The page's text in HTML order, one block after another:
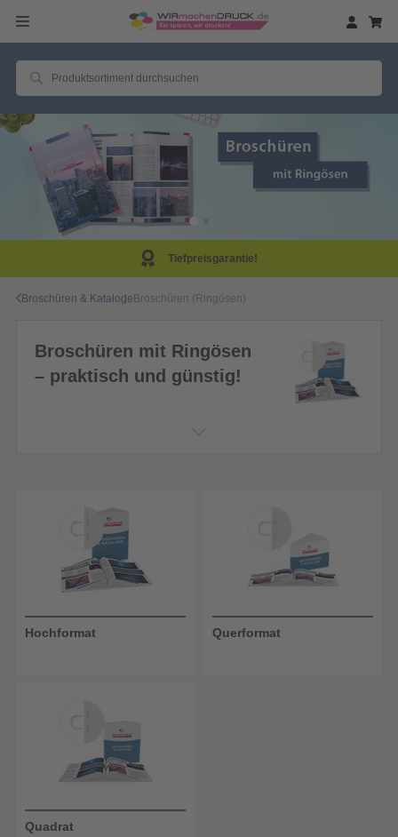
Tiefpreisgarantie!
Broschüren & KatalogeBroschüren (Ringösen)
Broschüren mit Ringösen
– praktisch und günstig!
Hochformat Querformat
Quadrat